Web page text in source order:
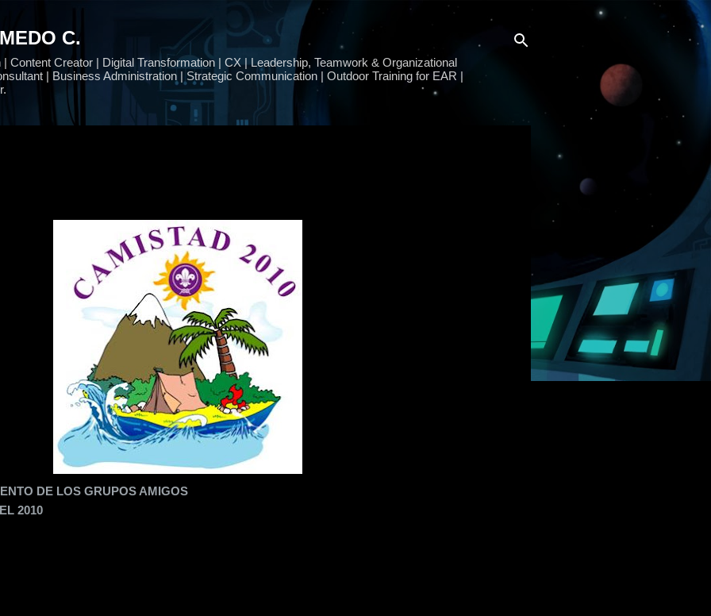
C.
Content Creator | Digital Transformation | CX | Leadership, Teamwork & Organizational
| Business Administration | Strategic Communication | Outdoor Training for EAR |
DE LOS GRUPOS AMIGOS
2010